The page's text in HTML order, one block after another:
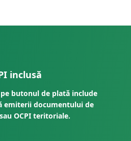
inclusă
butonul de plată include
emiterii documentului de
OCPI teritoriale.